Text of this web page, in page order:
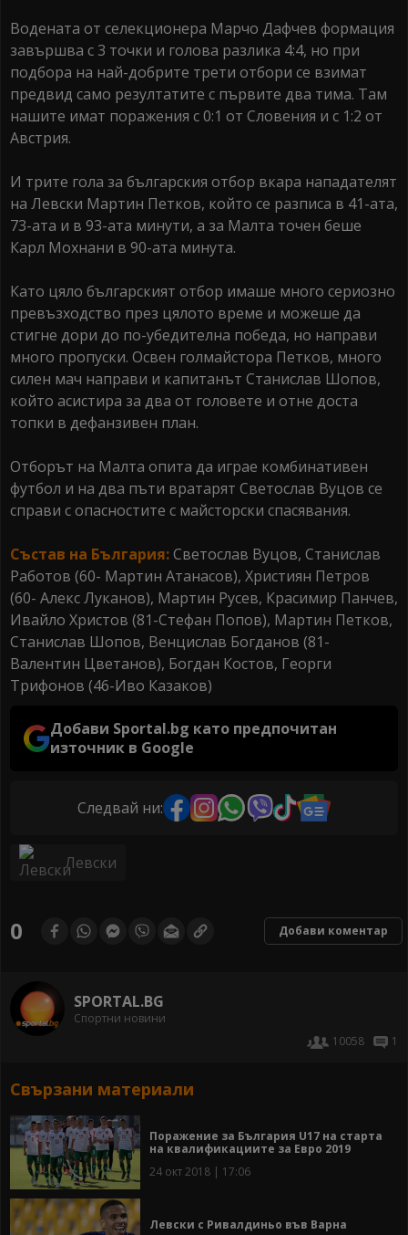
Водената от селекционера Марчо Дафчев формация
завършва с 3 точки и голова разлика 4:4, но при
подбора на най-добрите трети отбори се взимат
предвид само резултатите с първите два тима. Там
нашите имат поражения с 0:1 от Словения и с 1:2 от
Австрия.
И трите гола за българския отбор вкара нападателят
на Левски Мартин Петков, който се разписа в 41-ата,
73-ата и в 93-ата минути, а за Малта точен беше
Карл Мохнани в 90-ата минута.
Като цяло българският отбор имаше много сериозно
превъзходство през цялото време и можеше да
стигне дори до по-убедителна победа, но направи
много пропуски. Освен голмайстора Петков, много
силен мач направи и капитанът Станислав Шопов,
който асистира за два от головете и отне доста
топки в дефанзивен план.
Отборът на Малта опита да играе комбинативен
футбол и на два пъти вратарят Светослав Вуцов се
справи с опасностите с майсторски спасявания.
Състав на България:Светослав Вуцов, Станислав
Работов (60- Мартин Атанасов), Християн Петров
(60- Алекс Луканов), Мартин Русев, Красимир Панчев,
Ивайло Христов (81-Стефан Попов), Мартин Петков,
Станислав Шопов, Венцислав Богданов (81-
Валентин Цветанов), Богдан Костов, Георги
Трифонов (46-Иво Казаков)
Добави Sportal.bg като предпочитан
източник в Google
Следвай ни:
Левски
0 Добави коментар
SPORTAL.BG
Спортни новини
10058
1
Свързани материали
Поражение за България U17 на старта
на квалификациите за Евро 2019
24 окт 2018 | 17:06
Левски с Ривалдиньо във Варна